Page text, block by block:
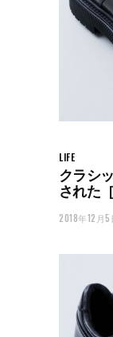
LIFE
クラシ
された
2018年12月5